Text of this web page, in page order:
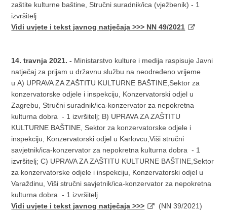
zaštite kulturne baštine, Stručni suradnik/ica (vježbenik) - 1
izvršitelj
Vidi uvjete i tekst javnog natječaja >>> NN 49/2021
14. travnja 2021. - Ministarstvo kulture i medija raspisuje Javni
natječaj za prijam u državnu službu na neodređeno vrijeme
u A) UPRAVA ZA ZAŠTITU KULTURNE BAŠTINE,Sektor za
konzervatorske odjele i inspekciju, Konzervatorski odjel u
Zagrebu, Stručni suradnik/ica-konzervator za nepokretna
kulturna dobra - 1 izvršitelj; B) UPRAVA ZA ZAŠTITU
KULTURNE BAŠTINE, Sektor za konzervatorske odjele i
inspekciju, Konzervatorski odjel u Karlovcu,Viši stručni
savjetnik/ica-konzervator za nepokretna kulturna dobra - 1
izvršitelj; C) UPRAVA ZA ZAŠTITU KULTURNE BAŠTINE,Sektor
za konzervatorske odjele i inspekciju, Konzervatorski odjel u
Varaždinu, Viši stručni savjetnik/ica-konzervator za nepokretna
kulturna dobra - 1 izvršitelj
Vidi uvjete i tekst javnog natječaja >>>
(NN 39/2021)